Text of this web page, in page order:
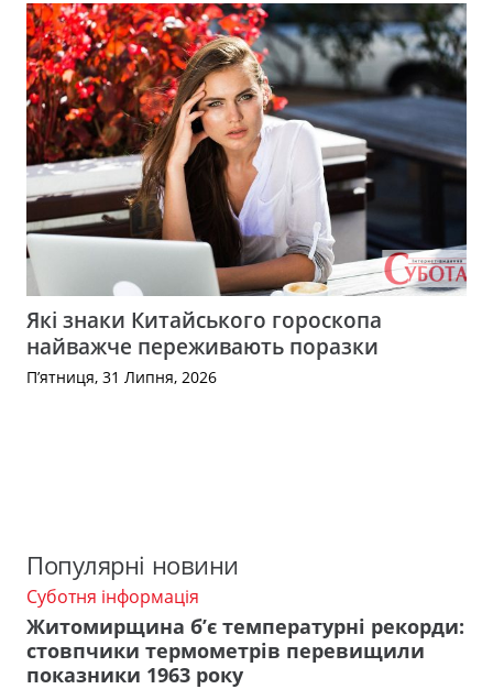
Які знаки Китайського гороскопа
найважче переживають поразки
П’ятниця, 31 Липня, 2026
Популярні новини
Суботня інформація
Житомирщина б’є температурні рекорди:
стовпчики термометрів перевищили
показники 1963 року